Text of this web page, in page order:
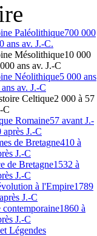
Paléolithique700 000
ans av. J.-C.
Mésolithique10 000
ans av. J.-C
Néolithique5 000 ans
av. J.-C
Celtique2 000 à 57
C
Romaine57 avant J.-
après J.-C
de Bretagne410 à
J.-C
de Bretagne1532 à
J.-C
à l'Empire1789
J.-C
contemporaine1860 à
J.-C
Légendes